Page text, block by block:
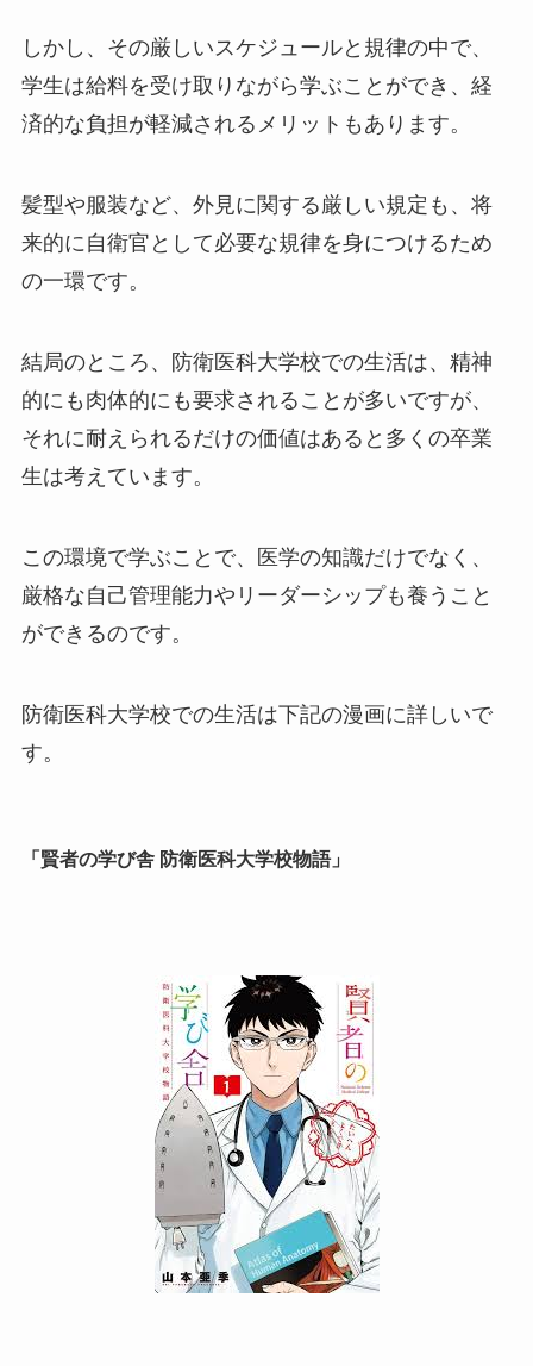
しかし、その厳しいスケジュールと規律の中で、
学生は給料を受け取りながら学ぶことができ、経
済的な負担が軽減されるメリットもあります。
髪型や服装など、外見に関する厳しい規定も、将
来的に自衛官として必要な規律を身につけるため
の一環です。
結局のところ、防衛医科大学校での生活は、精神
的にも肉体的にも要求されることが多いですが、
それに耐えられるだけの価値はあると多くの卒業
生は考えています。
この環境で学ぶことで、医学の知識だけでなく、
厳格な自己管理能力やリーダーシップも養うこと
ができるのです。
防衛医科大学校での生活は下記の漫画に詳しいで
す。
「賢者の学び舎 防衛医科大学校物語」